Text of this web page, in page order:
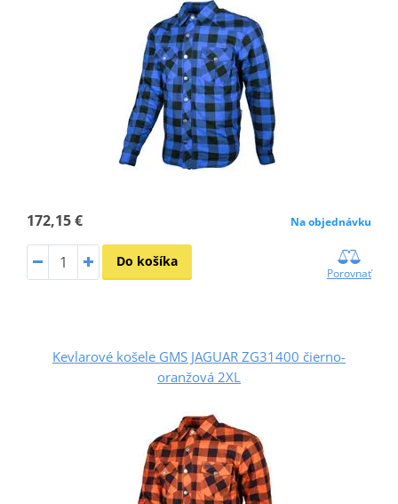
172,15 € Na objednávku
Do košíka
Porovnať
Kevlarové košele GMS JAGUAR ZG31400 čierno-
oranžová 2XL